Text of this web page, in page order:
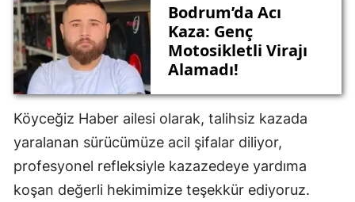
Bodrum’da Acı
Kaza: Genç
Motosikletli Virajı
Alamadı!
Köyceğiz Haber ailesi olarak, talihsiz kazada
yaralanan sürücümüze acil şifalar diliyor,
profesyonel refleksiyle kazazedeye yardıma
koşan değerli hekimimize teşekkür ediyoruz.